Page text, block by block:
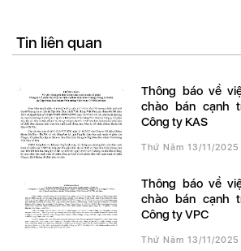
Tin liên quan
Thông báo về việc không tổ chức
chào bán cạnh
Công ty KAS
Thứ Năm 13/11/2025
Thông báo về việc không tổ chức
chào bán cạnh
Công ty VPC
Thứ Năm 13/11/2025